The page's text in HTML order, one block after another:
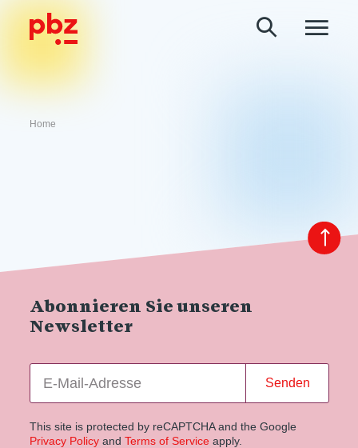
Home
Abonnieren Sie unseren
Newsletter
Senden
This site is protected by reCAPTCHA and the Google
Privacy Policyand Terms of Service apply.